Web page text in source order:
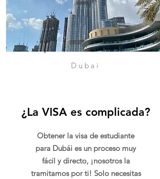
Dubai
¿La VISA es complicada?
Obtener la visa de estudiante
para Dubái es un proceso muy
fácil y directo, ¡nosotros la
tramitamos por ti! Solo necesitas